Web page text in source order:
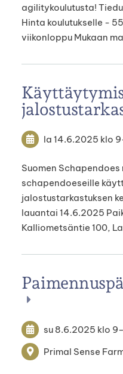
agilitykoulutusta!
Hinta koulutukselle -
viikonloppu Mukaan
la 14.6.2025 klo 9
Suomen
schapendoeseille
jalostustarkastuksen
lauantai 14.6.2025
Kalliometsäntie 100,
su 8.6.2025 klo 9–
Primal Sense